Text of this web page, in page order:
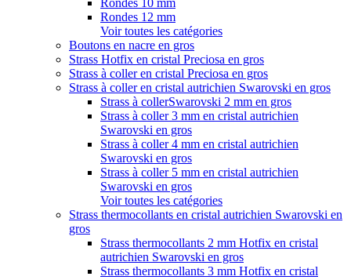
Rondes 10 mm
Rondes 12 mm
Voir toutes les catégories
Boutons en nacre en gros
Strass Hotfix en cristal Preciosa en gros
Strass à coller en cristal Preciosa en gros
Strass à coller en cristal autrichien Swarovski en gros
Strass à collerSwarovski 2 mm en gros
Strass à coller 3 mm en cristal autrichien
Swarovski en gros
Strass à coller 4 mm en cristal autrichien
Swarovski en gros
Strass à coller 5 mm en cristal autrichien
Swarovski en gros
Voir toutes les catégories
Strass thermocollants en cristal autrichien Swarovski en
gros
Strass thermocollants 2 mm Hotfix en cristal
autrichien Swarovski en gros
Strass thermocollants 3 mm Hotfix en cristal